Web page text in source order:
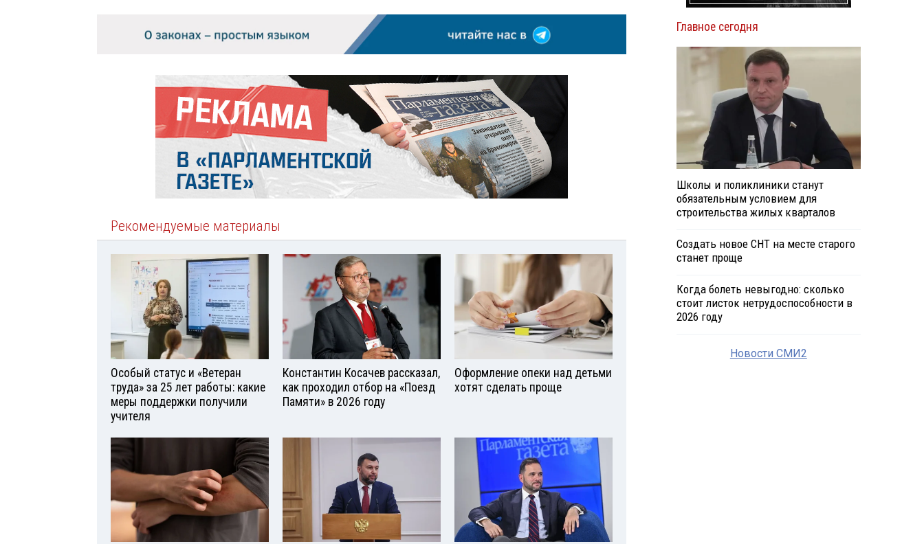
Рекомендуемые материалы
Особый статус и «Ветеран
труда» за 25 лет работы: какие
меры поддержки получили
учителя
Константин Косачев рассказал,
как проходил отбор на «Поезд
Памяти» в 2026 году
Оформление опеки над детьми
хотят сделать проще
Главное сегодня
Школы и поликлиники станут
обязательным условием для
строительства жилых кварталов
Создать новое СНТ на месте старого
станет проще
Когда болеть невыгодно: сколько
стоит листок нетрудоспособности в
2026 году
Новости СМИ2